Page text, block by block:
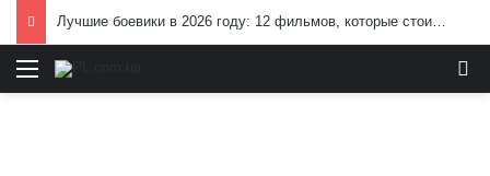
Лучшие боевики в 2026 году: 12 фильмов, которые стоит посмотреть
Меню